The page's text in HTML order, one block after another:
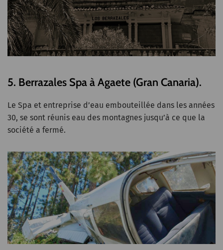
5. Berrazales Spa à Agaete (Gran Canaria).
Le Spa et entreprise d’eau embouteillée dans les années
30, se sont réunis eau des montagnes jusqu’à ce que la
société a fermé.